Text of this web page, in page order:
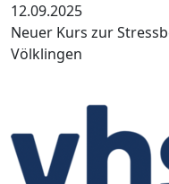
12.09.2025
Neuer Kurs zur
Völklingen